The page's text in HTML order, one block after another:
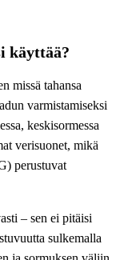
käyttää?
missä tahansa
varmistamiseksi
keskisormessa
verisuonet, mikä
perustuvat
– sen ei pitäisi
sulkemalla